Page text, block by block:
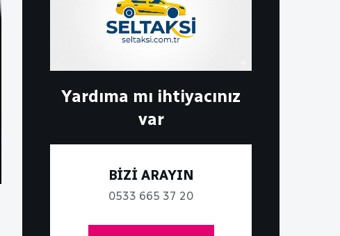
Yardıma mı ihtiyacınız
var
BİZİ ARAYIN
0533 665 37 20